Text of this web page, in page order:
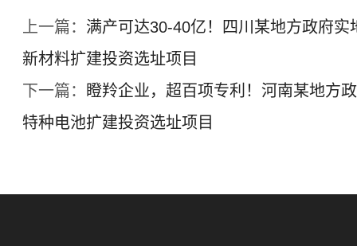
上一篇： 满产可达30-40亿！四川某地方政府实
新材料扩建投资选址项目
下一篇：
瞪羚企业，超百项专利！河南某地方
特种电池扩建投资选址项目